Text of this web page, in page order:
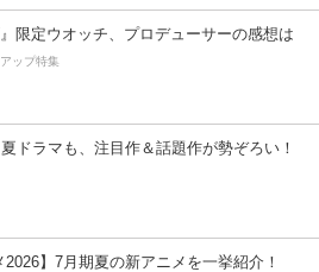
』限定ウオッチ、プロデューサーの感想は
ップ特集
ドラマも、注目作＆話題作が勢ぞろい！
2026】7月期夏の新アニメを一挙紹介！